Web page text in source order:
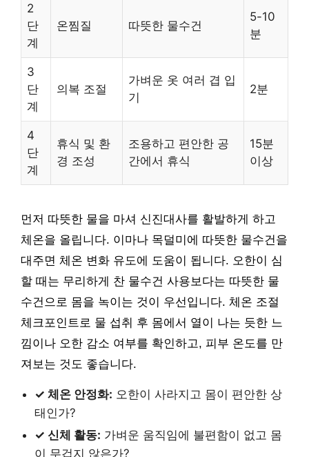
2
단
계
온찜질 따뜻한 물수건
5-10
분
3
단
계
의복 조절
가벼운 옷 여러 겹 입
기
2분
4
단
계
휴식 및 환
경 조성
조용하고 편안한 공
간에서 휴식
15분
이상
먼저 따뜻한 물을 마셔 신진대사를 활발하게 하고
체온을 올립니다. 이마나 목덜미에 따뜻한 물수건을
대주면 체온 변화 유도에 도움이 됩니다. 오한이 심
할 때는 무리하게 찬 물수건 사용보다는 따뜻한 물
수건으로 몸을 녹이는 것이 우선입니다. 체온 조절
체크포인트로 물 섭취 후 몸에서 열이 나는 듯한 느
낌이나 오한 감소 여부를 확인하고, 피부 온도를 만
져보는 것도 좋습니다.
✓ 체온 안정화: 오한이 사라지고 몸이 편안한 상
태인가?
✓ 신체 활동: 가벼운 움직임에 불편함이 없고 몸
이 무겁지 않은가?